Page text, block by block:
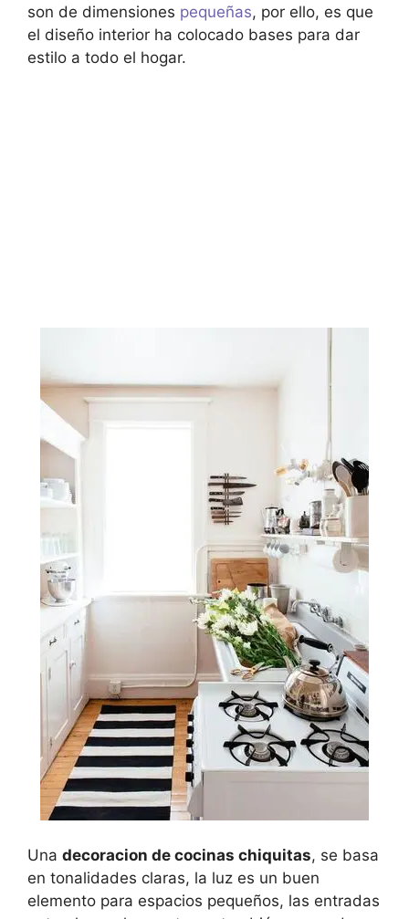
son de dimensiones pequeñas, por ello, es que
el diseño interior ha colocado bases para dar
estilo a todo el hogar.
Una decoracion de cocinas chiquitas, se basa
en tonalidades claras, la luz es un buen
elemento para espacios pequeños, las entradas